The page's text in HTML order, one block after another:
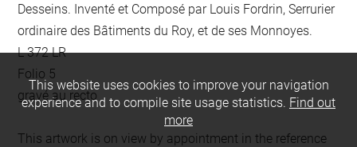
Desseins. Inventé et Composé par Louis Fordrin, Serrurier
ordinaire des Bâtiments du Roy, et de ses Monnoyes.
L 372 LR
Folio 5
gravé au recto
This artwork is on view by appointment in the reference
This website uses cookies to improve your navigation
experience and to compile site usage statistics. Find out
more